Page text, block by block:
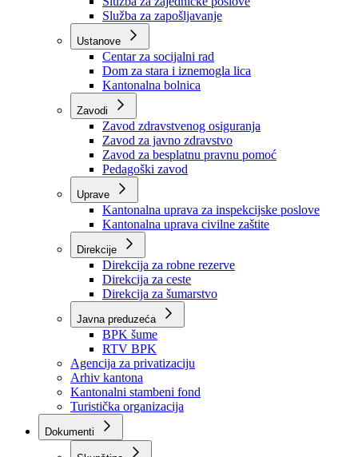
Službe
Služba za odnose s javnošću
Služba za zajedničke poslove
Služba za zapošljavanje
Ustanove
Centar za socijalni rad
Dom za stara i iznemogla lica
Kantonalna bolnica
Zavodi
Zavod zdravstvenog osiguranja
Zavod za javno zdravstvo
Zavod za besplatnu pravnu pomoć
Pedagoški zavod
Kantonalna uprava za inspekcijske poslove
Kantonalna uprava civilne zaštite
Direkcije
Direkcija za robne rezerve
Direkcija za ceste
Direkcija za šumarstvo
Javna preduzeća
BPK šume
RTV BPK
Agencija za privatizaciju
Arhiv kantona
Kantonalni stambeni fond
Turistička organizacija